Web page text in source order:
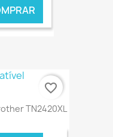
€ ONLINE
TN2420XL
favorite_border